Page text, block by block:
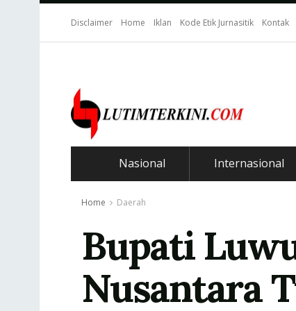
Disclaimer Home Iklan Kode Etik Jurnasitik Kontak
Nasional Internasional
Home Daerah
Bupati
Nusantara